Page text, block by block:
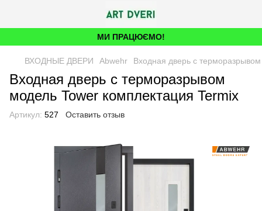
МИ ПРАЦЮЄМО!
ВХОДНЫЕ ДВЕРИ Abwehr Входная дверь с
Входная дверь с терморазрывом
модель Tower комплектация Termix
Артикул: 527 Оставить отзыв